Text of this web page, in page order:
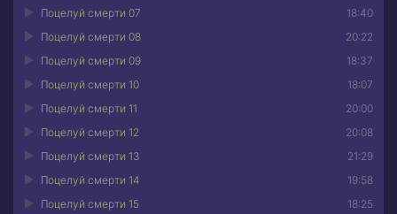
18:40
Поцелуй смерти 07
20:22
Поцелуй смерти 08
18:37
Поцелуй смерти 09
18:07
Поцелуй смерти 10
20:00
Поцелуй смерти 11
20:08
Поцелуй смерти 12
21:29
Поцелуй смерти 13
19:58
Поцелуй смерти 14
18:25
Поцелуй смерти 15